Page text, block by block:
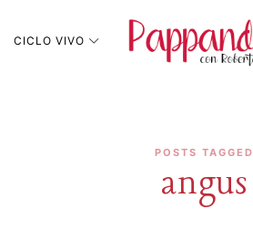
CICLO VIVO Pappando.it
POSTS TAGGED
angus